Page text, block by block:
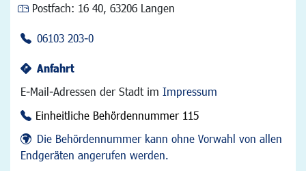
Postfach: 16 40, 63206 Langen
06103 203-0
Anfahrt
E-Mail-Adressen der Stadt im Impressum
Einheitliche Behördennummer 115
Die Behördennummer kann ohne Vorwahl von allen
Endgeräten angerufen werden.